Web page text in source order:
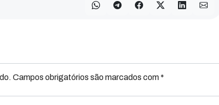
Campos obrigatórios são marcados com *